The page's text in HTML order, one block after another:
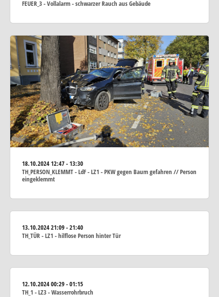
FEUER_3 - Vollalarm - schwarzer Rauch aus Gebäude
18.10.202412:47 - 13:30
TH_PERSON_KLEMMT - LdF - LZ1 - PKW gegen Baum gefahren // Person
eingeklemmt
13.10.202421:09 - 21:40
TH_TÜR - LZ1 - hilflose Person hinter Tür
12.10.202400:29 - 01:15
TH_1 - LZ3 - Wasserrohrbruch